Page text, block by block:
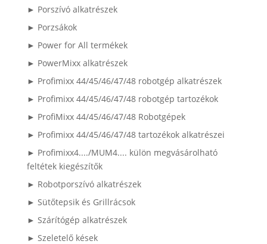
► Porszívó alkatrészek
► Porzsákok
► Power for All termékek
► PowerMixx alkatrészek
► Profimixx 44/45/46/47/48 robotgép alkatrészek
► Profimixx 44/45/46/47/48 robotgép tartozékok
► ProfiMixx 44/45/46/47/48 Robotgépek
► Profimixx 44/45/46/47/48 tartozékok alkatrészei
► Profimixx4..../MUM4.... külön megvásárolható
feltétek kiegészítők
► Robotporszívó alkatrészek
► Sütőtepsik és Grillrácsok
► Szárítógép alkatrészek
► Szeletelő kések